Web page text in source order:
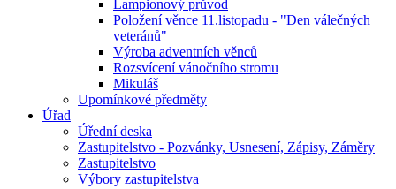
Lampionový průvod
Položení věnce 11.listopadu - "Den válečných
veteránů"
Výroba adventních věnců
Rozsvícení vánočního stromu
Mikuláš
Upomínkové předměty
Úřad
Úřední deska
Zastupitelstvo - Pozvánky, Usnesení, Zápisy, Záměry
Zastupitelstvo
Výbory zastupitelstva